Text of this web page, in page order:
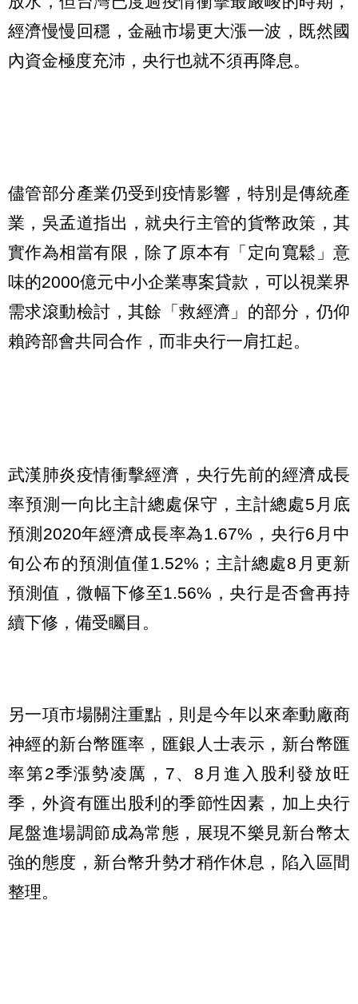
經濟慢慢回穩，金融市場更大漲一波，既然國
內資金極度充沛，央行也就不須再降息。
儘管部分產業仍受到疫情影響，特別是傳統產
業，吳孟道指出，就央行主管的貨幣政策，其
實作為相當有限，除了原本有「定向寬鬆」意
味的2000億元中小企業專案貸款，可以視業界
需求滾動檢討，其餘「救經濟」的部分，仍仰
賴跨部會共同合作，而非央行一肩扛起。
武漢肺炎疫情衝擊經濟，央行先前的經濟成長
率預測一向比主計總處保守，主計總處5月底
預測2020年經濟成長率為1.67%，央行6月中
旬公布的預測值僅1.52%；主計總處8月更新
預測值，微幅下修至1.56%，央行是否會再持
續下修，備受矚目。
另一項市場關注重點，則是今年以來牽動廠商
神經的新台幣匯率，匯銀人士表示，新台幣匯
率第2季漲勢凌厲，7、8月進入股利發放旺
季，外資有匯出股利的季節性因素，加上央行
尾盤進場調節成為常態，展現不樂見新台幣太
強的態度，新台幣升勢才稍作休息，陷入區間
整理。